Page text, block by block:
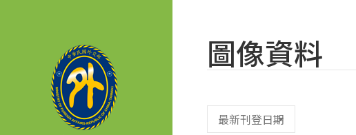
圖像資料